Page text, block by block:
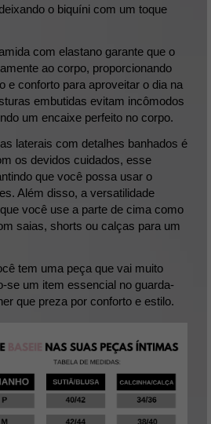
o biquíni com um toque
com elastano garante que o
ao corpo, proporcionando
e conforto para aproveitar o dia na
embutidas evitam incômodos
um encaixe perfeito no corpo.
laterais com detalhes banhados é
os devidos cuidados, esse
que você possa usar o
Além disso, a versatilidade
você use a parte de cima como
saias, shorts ou calças para um
tem uma peça que vai muito
se um item essencial no guarda-
que preza por conforto e estilo.